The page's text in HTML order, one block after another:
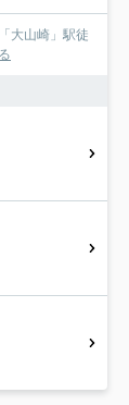
大山崎」駅徒